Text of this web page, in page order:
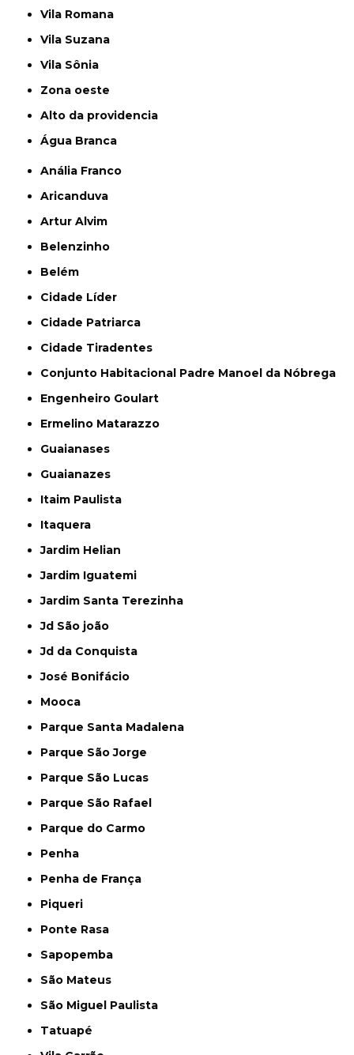
Vila Romana
Vila Suzana
Vila Sônia
Zona oeste
alto da providencia
Água Branca
Anália Franco
Aricanduva
Artur Alvim
Belenzinho
Belém
Cidade Líder
Cidade Patriarca
Cidade Tiradentes
Conjunto Habitacional Padre Manoel da Nóbrega
Engenheiro Goulart
Ermelino Matarazzo
Guaianases
Guaianazes
Itaim Paulista
Itaquera
Jardim Helian
Jardim Iguatemi
Jardim Santa Terezinha
Jd São joão
Jd da Conquista
José Bonifácio
Mooca
Parque Santa Madalena
Parque São Jorge
Parque São Lucas
Parque São Rafael
Parque do Carmo
Penha
Penha de França
Piqueri
Ponte Rasa
Sapopemba
São Mateus
São Miguel Paulista
Tatuapé